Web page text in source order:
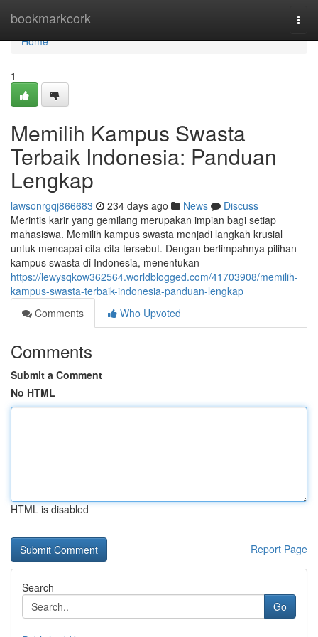
bookmarkcork
Home
Home
1
Memilih Kampus Swasta
Terbaik Indonesia: Panduan
Lengkap
lawsonrgqj866683 234 days ago News
Discuss
Merintis karir yang gemilang merupakan impian bagi setiap
mahasiswa. Memilih kampus swasta menjadi langkah krusial
untuk mencapai cita-cita tersebut. Dengan berlimpahnya pilihan
kampus swasta di Indonesia, menentukan
https://lewysqkow362564.worldblogged.com/41703908/memilih-
kampus-swasta-terbaik-indonesia-panduan-lengkap
Comments
Who Upvoted
Comments
Submit a Comment
No HTML
HTML is disabled
Report Page
Search
Go